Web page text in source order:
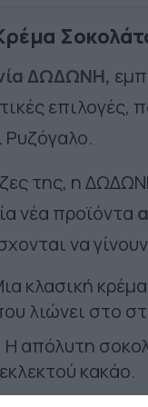
ΔΩΔΩΝΗ,
επιλογές,
Ρυζόγαλο.
της, η
νέα προϊόντα
να
κλασική
λιώνει στο
Η απόλυτη
κακάο.